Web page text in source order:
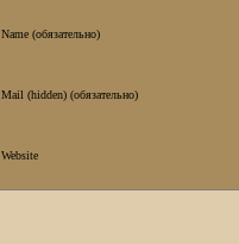
Name (обязательно)
Mail (hidden) (обязательно)
Website